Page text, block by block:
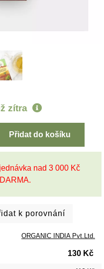
zítra
nad 3 000 Kč
ORGANIC INDIA Pvt.Ltd.
130 Kč